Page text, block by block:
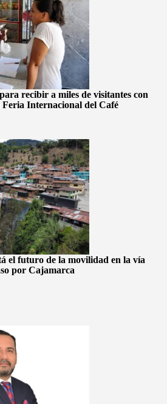
recibir a miles de visitantes con
Internacional del Café
el futuro de la movilidad en la vía
por Cajamarca